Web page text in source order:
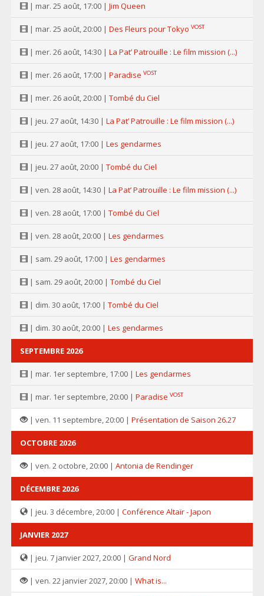
| mar. 25 août, 17:00 | Jim Queen
| mar. 25 août, 20:00 | Des Fleurs pour Tokyo VOST
| mer. 26 août, 14:30 | La Pat’ Patrouille : Le film mission (...)
| mer. 26 août, 17:00 | Paradise VOST
| mer. 26 août, 20:00 | Tombé du Ciel
| jeu. 27 août, 14:30 | La Pat’ Patrouille : Le film mission (...)
| jeu. 27 août, 17:00 | Les gendarmes
| jeu. 27 août, 20:00 | Tombé du Ciel
| ven. 28 août, 14:30 | La Pat’ Patrouille : Le film mission (...)
| ven. 28 août, 17:00 | Tombé du Ciel
| ven. 28 août, 20:00 | Les gendarmes
| sam. 29 août, 17:00 | Les gendarmes
| sam. 29 août, 20:00 | Tombé du Ciel
| dim. 30 août, 17:00 | Tombé du Ciel
| dim. 30 août, 20:00 | Les gendarmes
SEPTEMBRE 2026
| mar. 1er septembre, 17:00 | Les gendarmes
| mar. 1er septembre, 20:00 | Paradise VOST
| ven. 11 septembre, 20:00 | Présentation de Saison 26.27
OCTOBRE 2026
| ven. 2 octobre, 20:00 | Antonia de Rendinger
DÉCEMBRE 2026
| jeu. 3 décembre, 20:00 | Conférence Altaïr - Japon
JANVIER 2027
| jeu. 7 janvier 2027, 20:00 | Grand Nord
| ven. 22 janvier 2027, 20:00 | What is...